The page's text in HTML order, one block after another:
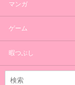
マンガ
ゲーム
暇つぶし